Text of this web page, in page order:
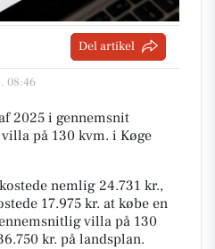
Del artikel
08:46
2025 i gennemsnit
på 130 kvm. i Køge
nemlig 24.731 kr.,
17.975 kr. at købe en
villa på 130
kr. på landsplan.